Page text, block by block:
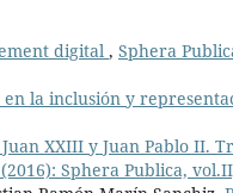
digital , Sphera
la inclusión y
XXIII y Juan Pablo II.
Sphera Publica,